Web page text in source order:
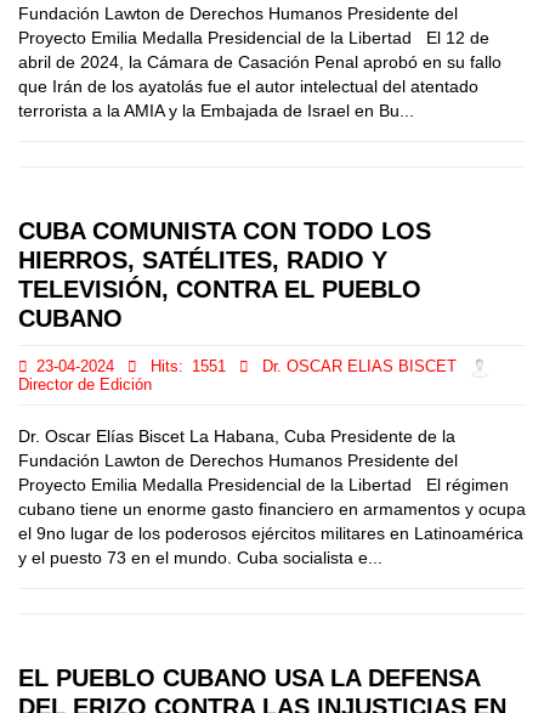
Fundación Lawton de Derechos Humanos Presidente del
Proyecto Emilia Medalla Presidencial de la Libertad El 12 de
abril de 2024, la Cámara de Casación Penal aprobó en su fallo
que Irán de los ayatolás fue el autor intelectual del atentado
terrorista a la AMIA y la Embajada de Israel en Bu...
CUBA COMUNISTA CON TODO LOS
HIERROS, SATÉLITES, RADIO Y
TELEVISIÓN, CONTRA EL PUEBLO
CUBANO
23-04-2024 Hits: 1551
Dr. OSCAR ELIAS BISCET
Director de Edición
Dr. Oscar Elías Biscet La Habana, Cuba Presidente de la
Fundación Lawton de Derechos Humanos Presidente del
Proyecto Emilia Medalla Presidencial de la Libertad El régimen
cubano tiene un enorme gasto financiero en armamentos y ocupa
el 9no lugar de los poderosos ejércitos militares en Latinoamérica
y el puesto 73 en el mundo. Cuba socialista e...
EL PUEBLO CUBANO USA LA DEFENSA
DEL ERIZO CONTRA LAS INJUSTICIAS EN